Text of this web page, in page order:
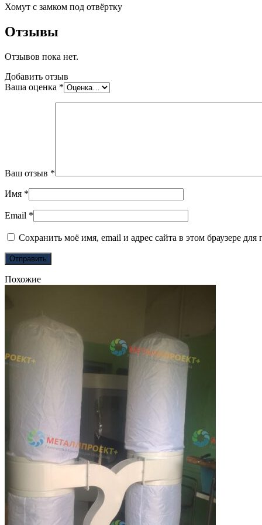
Хомут с замком под отвёртку
Отзывы
Отзывов пока нет.
Добавить отзыв
Ваша оценка *
Ваш отзыв *
Имя *
Email *
Сохранить моё имя, email и адрес сайта в этом браузере
Похожие